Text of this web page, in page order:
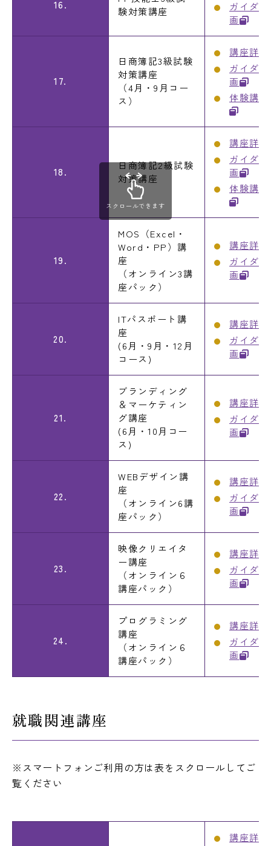
16.
験対策講座
ガイダ
画
17.
日商簿記3級試験
対策講座
（4月・9月コー
ス）
講座詳細
ガイダ
画
体験講
18.
日商簿記2級試験
対策講座
講座詳細
ガイダ
画
体験講
19.
MOS（Excel・
Word・PP）講
座
（オンライン3講
座パック）
講座詳細
ガイダ
画
20.
ITパスポート講
座
(6月・9月・12月
コース)
講座詳細
ガイダ
画
21.
ブランディング
＆マーケティン
グ講座
(6月・10月コー
ス)
講座詳細
ガイダ
画
22.
WEBデザイン講
座
（オンライン6講
座パック）
講座詳細
ガイダ
画
23.
映像クリエイタ
ー講座
（オンライン６
講座パック）
講座詳細
ガイダ
画
24.
プログラミング
講座
（オンライン６
講座パック）
講座詳細
ガイダ
画
スクロールできます
就職関連講座
※スマートフォンご利用の方は表をスクロールしてご
覧ください
講座詳細